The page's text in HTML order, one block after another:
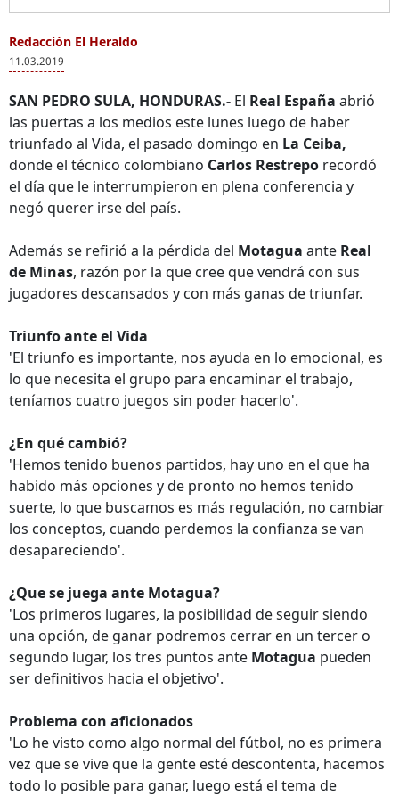
Redacción El Heraldo
11.03.2019
SAN PEDRO SULA, HONDURAS.- El Real España abrió
las puertas a los medios este lunes luego de haber
triunfado al Vida, el pasado domingo en La Ceiba,
donde el técnico colombiano Carlos Restrepo recordó
el día que le interrumpieron en plena conferencia y
negó querer irse del país.
Además se refirió a la pérdida del Motagua ante Real
de Minas, razón por la que cree que vendrá con sus
jugadores descansados y con más ganas de triunfar.
Triunfo ante el Vida
'El triunfo es importante, nos ayuda en lo emocional, es
lo que necesita el grupo para encaminar el trabajo,
teníamos cuatro juegos sin poder hacerlo'.
¿En qué cambió?
'Hemos tenido buenos partidos, hay uno en el que ha
habido más opciones y de pronto no hemos tenido
suerte, lo que buscamos es más regulación, no cambiar
los conceptos, cuando perdemos la confianza se van
desapareciendo'.
¿Que se juega ante Motagua?
'Los primeros lugares, la posibilidad de seguir siendo
una opción, de ganar podremos cerrar en un tercer o
segundo lugar, los tres puntos ante Motagua pueden
ser definitivos hacia el objetivo'.
Problema con aficionados
'Lo he visto como algo normal del fútbol, no es primera
vez que se vive que la gente esté descontenta, hacemos
todo lo posible para ganar, luego está el tema de